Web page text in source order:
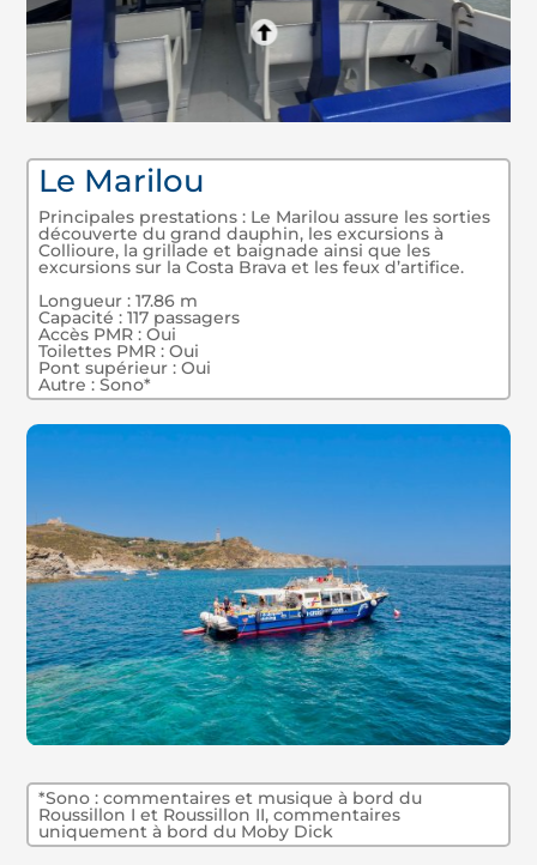
Le Marilou
Principales prestations : Le Marilou assure les sorties
découverte du grand dauphin, les excursions à
Collioure, la grillade et baignade ainsi que les
excursions sur la Costa Brava et les feux d’artifice.
Longueur : 17.86 m
Capacité : 117 passagers
Accès PMR : Oui
Toilettes PMR : Oui
Pont supérieur : Oui
Autre : Sono*
*Sono : commentaires et musique à bord du
Roussillon I et Roussillon II, commentaires
uniquement à bord du Moby Dick